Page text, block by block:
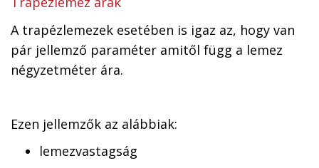
A trapézlemezek esetében is igaz az, hogy van
pár jellemző paraméter amitől függ a lemez
négyzetméter ára.
Ezen jellemzők az alábbiak:
lemezvastagság